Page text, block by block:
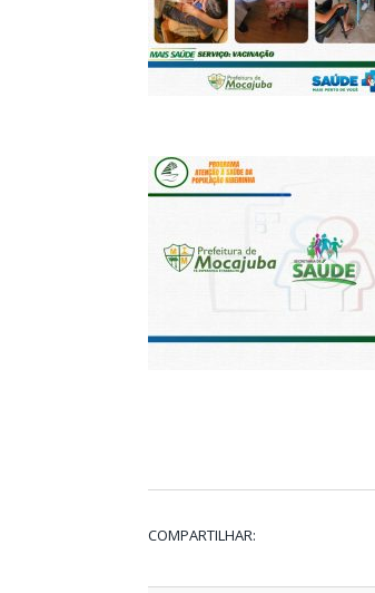
COMPARTILHAR: